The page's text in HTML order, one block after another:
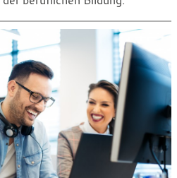
h
l
: